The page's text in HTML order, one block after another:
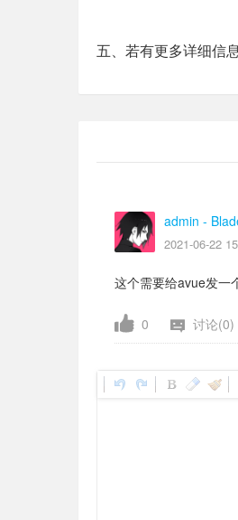
五、若有更多详细信
admin -
2021-06-22
这个需要给avue发一
0 讨论(0)